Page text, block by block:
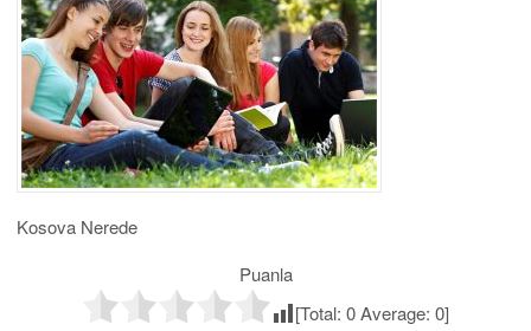
Kosova Nerede
Puanla
[Total: 0Average: 0]